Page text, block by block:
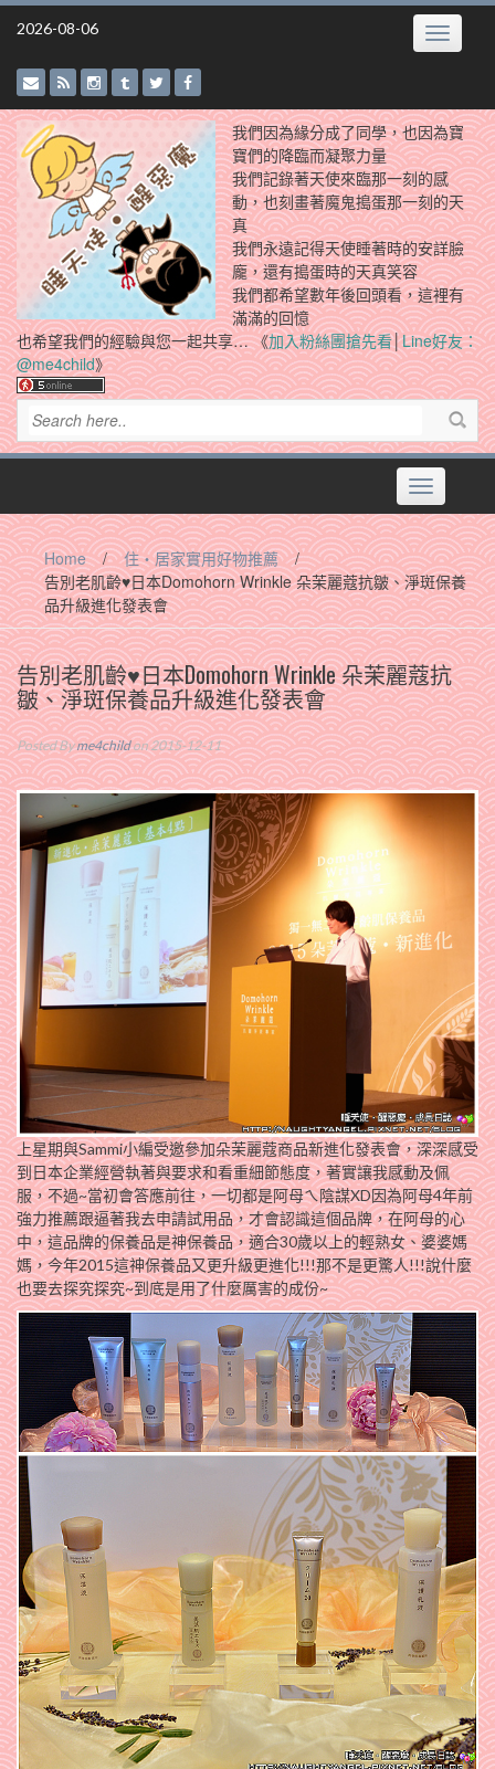
Skip
2026-08-06 Toggle
我們因為緣分成了同學，也因為寶
寶們的降臨而凝聚力量
我們記錄著天使來臨那一刻的感
動，也刻畫著魔鬼搗蛋那一刻的天
真
我們永遠記得天使睡著時的安詳臉
龐，還有搗蛋時的天真笑容
我們都希望數年後回頭看，這裡有
滿滿的回憶
也希望我們的經驗與您一起共享… 《加入粉絲團搶先看│Line好友：
@me4child》
Toggle
navigation
Home / 住‧居家實用好物推薦
/
告別老肌齡♥日本Domohorn Wrinkle 朵茉麗蔻抗皺、淨斑保養
品升級進化發表會
告別老肌齡♥日本Domohorn Wrinkle 朵茉麗蔻抗
皺、淨斑保養品升級進化發表會
Posted Byme4childon 2015-12-11
上星期與Sammi小編受邀參加朵茉麗蔻商品新進化發表會，深深感受
到日本企業經營執著與要求和看重細節態度，著實讓我感動及佩
服，不過~當初會答應前往，一切都是阿母ㄟ陰謀XD因為阿母4年前
強力推薦跟逼著我去申請試用品，才會認識這個品牌，在阿母的心
中，這品牌的保養品是神保養品，適合30歲以上的輕熟女、婆婆媽
媽，今年2015這神保養品又更升級更進化!!!那不是更驚人!!!說什麼
也要去探究探究~到底是用了什麼厲害的成份~